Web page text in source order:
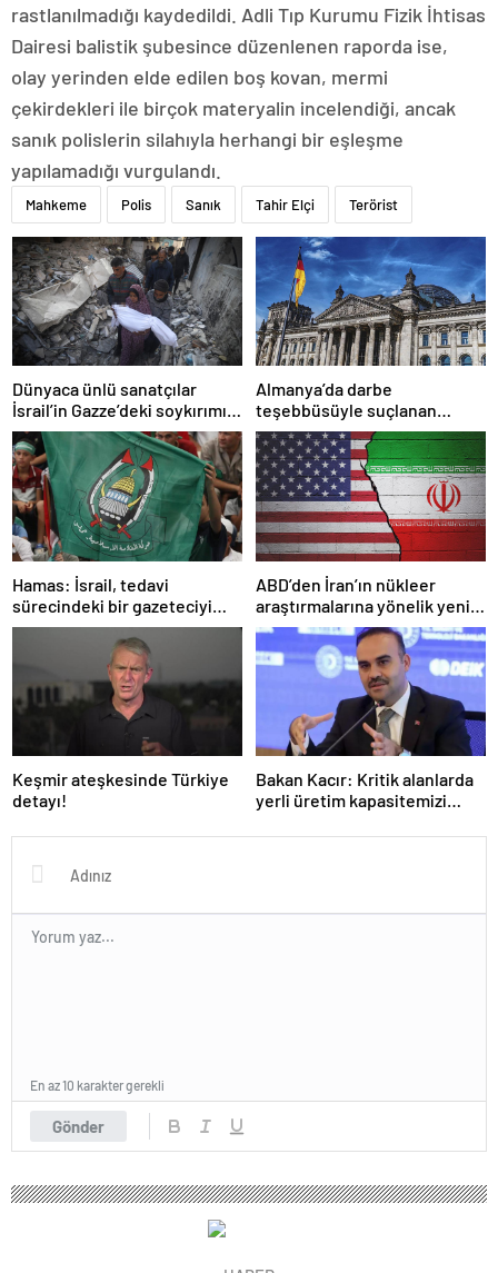
rastlanılmadığı kaydedildi. Adli Tıp Kurumu Fizik İhtisas
Dairesi balistik şubesince düzenlenen raporda ise,
olay yerinden elde edilen boş kovan, mermi
çekirdekleri ile birçok materyalin incelendiği, ancak
sanık polislerin silahıyla herhangi bir eşleşme
yapılamadığı vurgulandı.
Mahkeme Polis Sanık Tahir Elçi Terörist
Dünyaca ünlü sanatçılar
İsrail’in Gazze’deki soykırımını
kınadı
Almanya’da darbe
teşebbüsüyle suçlanan
örgüte ait dernek yasaklandı
Hamas: İsrail, tedavi
sürecindeki bir gazeteciyi
öldürerek savaş suçu
ABD’den İran’ın nükleer
araştırmalarına yönelik yeni
yaptırımlar
Keşmir ateşkesinde Türkiye
detayı!
Bakan Kacır: Kritik alanlarda
yerli üretim kapasitemizi
Gönder
En az 10 karakter gerekli